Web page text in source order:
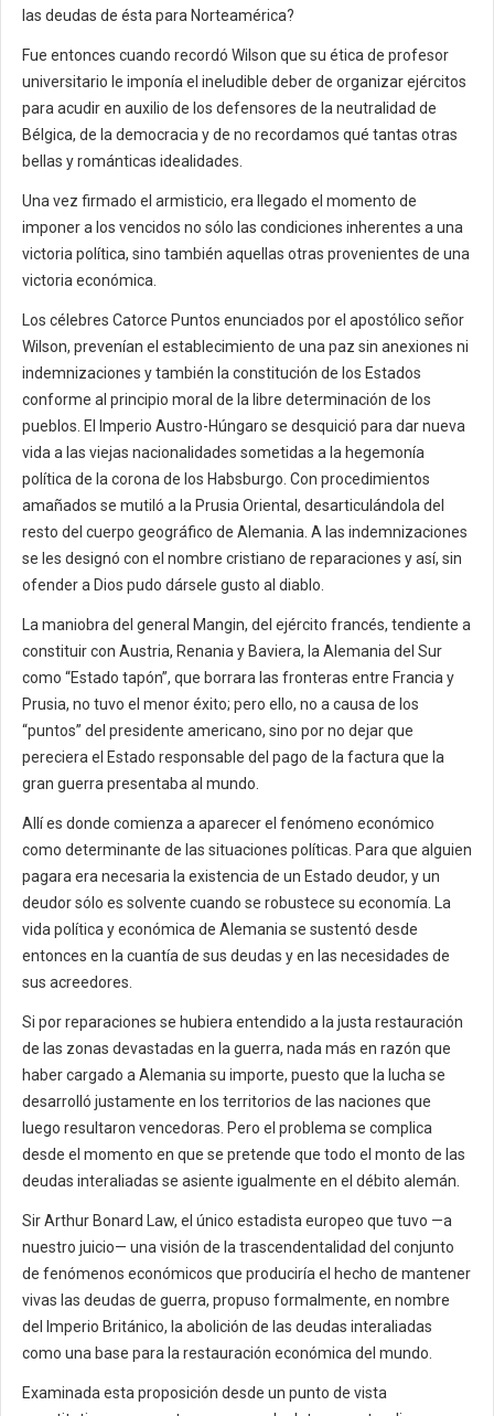
las deudas de ésta para Norteamérica?
Fue entonces cuando recordó Wilson que su ética de profesor
universitario le imponía el ineludible deber de organizar ejércitos
para acudir en auxilio de los defensores de la neutralidad de
Bélgica, de la democracia y de no recordamos qué tantas otras
bellas y románticas idealidades.
Una vez firmado el armisticio, era llegado el momento de
imponer a los vencidos no sólo las condiciones inherentes a una
victoria política, sino también aquellas otras provenientes de una
victoria económica.
Los célebres Catorce Puntos enunciados por el apostólico señor
Wilson, prevenían el establecimiento de una paz sin anexiones ni
indemnizaciones y también la constitución de los Estados
conforme al principio moral de la libre determinación de los
pueblos. El Imperio Austro-Húngaro se desquició para dar nueva
vida a las viejas nacionalidades sometidas a la hegemonía
política de la corona de los Habsburgo. Con procedimientos
amañados se mutiló a la Prusia Oriental, desarticulándola del
resto del cuerpo geográfico de Alemania. A las indemnizaciones
se les designó con el nombre cristiano de reparaciones y así, sin
ofender a Dios pudo dársele gusto al diablo.
La maniobra del general Mangin, del ejército francés, tendiente a
constituir con Austria, Renania y Baviera, la Alemania del Sur
como “Estado tapón”, que borrara las fronteras entre Francia y
Prusia, no tuvo el menor éxito; pero ello, no a causa de los
“puntos” del presidente americano, sino por no dejar que
pereciera el Estado responsable del pago de la factura que la
gran guerra presentaba al mundo.
Allí es donde comienza a aparecer el fenómeno económico
como determinante de las situaciones políticas. Para que alguien
pagara era necesaria la existencia de un Estado deudor, y un
deudor sólo es solvente cuando se robustece su economía. La
vida política y económica de Alemania se sustentó desde
entonces en la cuantía de sus deudas y en las necesidades de
sus acreedores.
Si por reparaciones se hubiera entendido a la justa restauración
de las zonas devastadas en la guerra, nada más en razón que
haber cargado a Alemania su importe, puesto que la lucha se
desarrolló justamente en los territorios de las naciones que
luego resultaron vencedoras. Pero el problema se complica
desde el momento en que se pretende que todo el monto de las
deudas interaliadas se asiente igualmente en el débito alemán.
Sir Arthur Bonard Law, el único estadista europeo que tuvo —a
nuestro juicio— una visión de la trascendentalidad del conjunto
de fenómenos económicos que produciría el hecho de mantener
vivas las deudas de guerra, propuso formalmente, en nombre
del Imperio Británico, la abolición de las deudas interaliadas
como una base para la restauración económica del mundo.
Examinada esta proposición desde un punto de vista